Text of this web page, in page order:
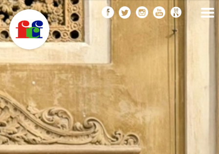
Vés
al
contingut
FEDERACIÓ CATALANA
DE FOTOGRAFIA
F
C
F